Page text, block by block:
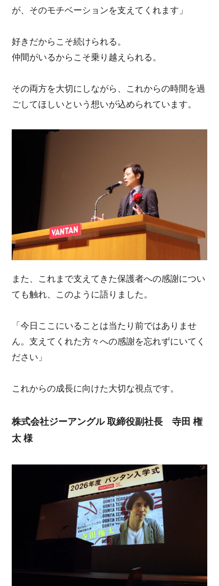
が、そのモチベーションを支えてくれます」
好きだからこそ続けられる。
仲間がいるからこそ乗り越えられる。
その両方を大切にしながら、これからの時間を過
ごしてほしいという想いが込められています。
また、これまで支えてきた保護者への感謝につい
ても触れ、このように語りました。
「今日ここにいることは当たり前ではありませ
ん。支えてくれた方々への感謝を忘れずにいてく
ださい」
これからの成長に向けた大切な視点です。
株式会社ジーアングル 取締役副社長 寺田 権
太 様